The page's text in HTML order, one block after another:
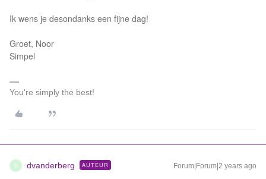
Ik wens je desondanks een fijne dag!
Groet, Noor
Simpel
You're simply the best!
D dvanderberg AUTEUR Forum|Forum|2 years ago